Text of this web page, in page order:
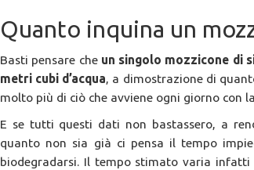
Quanto inquina un
Basti pensare che un singolo mozzicone di
metri cubi d’acqua, a dimostrazione di
molto più di ciò che avviene ogni giorno con
E se tutti questi dati non bastassero, a
quanto non sia già ci pensa il tempo
biodegradarsi. Il tempo stimato varia infatti